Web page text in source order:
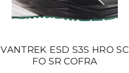
VANTREK ESD S3S HRO SC
FO SR COFRA